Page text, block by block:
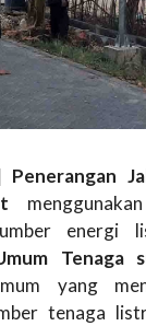
Penerangan
energi
Tenaga
yang
tenaga